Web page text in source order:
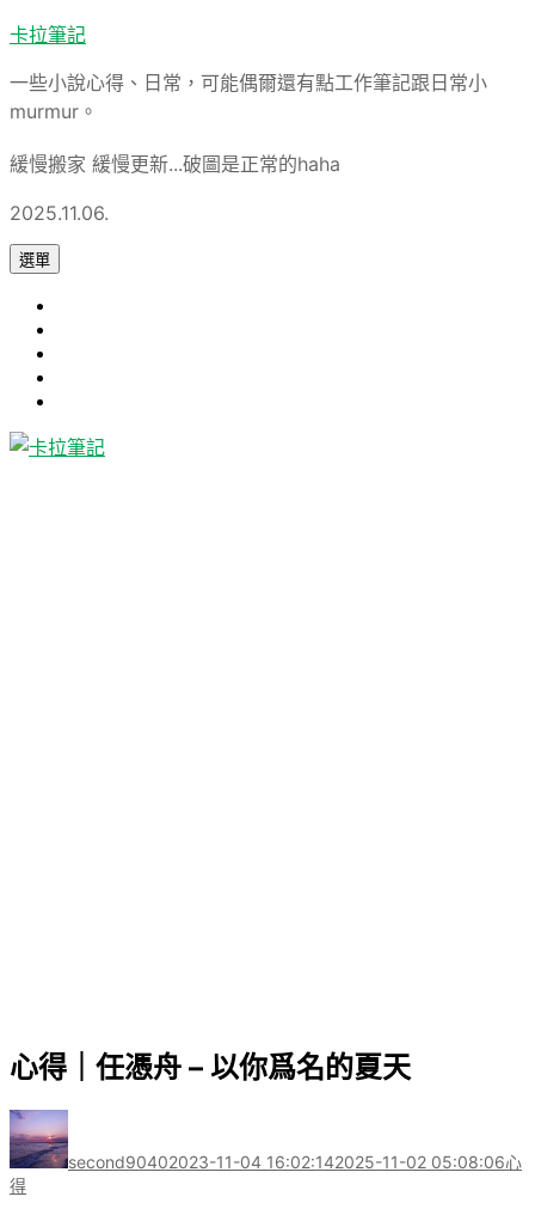
跳
主
要
內
容
卡拉筆記
一些小說心得、日常，可能偶爾還有點工作筆記跟日常小
murmur。
緩慢搬家 緩慢更新...破圖是正常的haha
2025.11.06.
選單
心得｜任憑舟 – 以你爲名的夏天
作
者
second9040日
2023-11-04 16:02:142025-11-02 05:08:06心
得